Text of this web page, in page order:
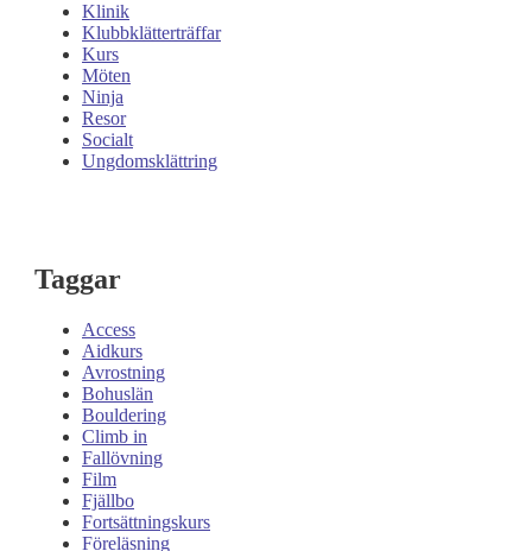
Klinik
Klubbklätterträffar
Kurs
Möten
Ninja
Resor
Socialt
Ungdomsklättring
Taggar
Access
Aidkurs
Avrostning
Bohuslän
Bouldering
Climb in
Fallövning
Film
Fjällbo
Fortsättningskurs
Föreläsning